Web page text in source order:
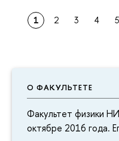
О ФАКУЛЬТЕТЕ
Факультет физики
октябре 2016 года.
1 2 3 4 5